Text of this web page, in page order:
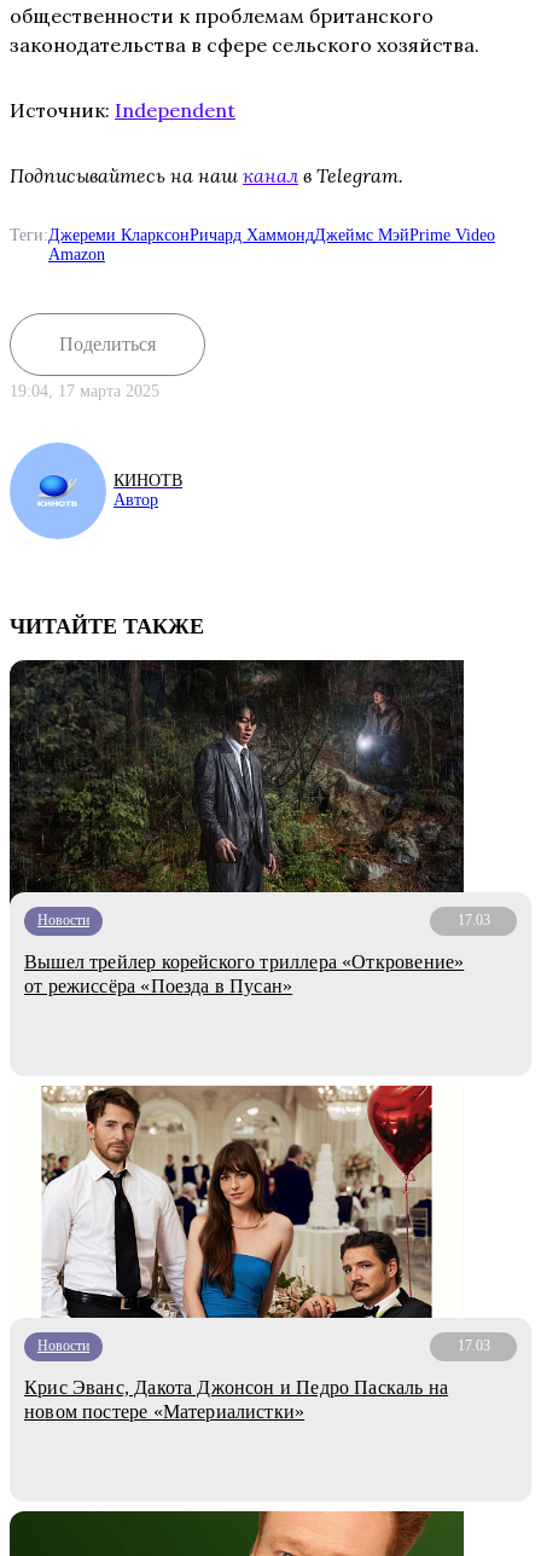
общественности к проблемам британского
законодательства в сфере сельского хозяйства.
Источник: Independent
Подписывайтесь на наш канал в Telegram.
Теги:Джереми КларксонРичард ХаммондДжеймс МэйPrime Video
Amazon
Поделиться
19:04, 17 марта 2025
КИНОТВ
Автор
ЧИТАЙТЕ ТАКЖЕ
Новости 17.03
Вышел трейлер корейского триллера «Откровение»
от режиссёра «Поезда в Пусан»
Новости 17.03
Крис Эванс, Дакота Джонсон и Педро Паскаль на
новом постере «Материалистки»